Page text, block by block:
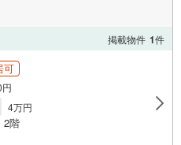
掲載物件 1件
可
4万円
2階